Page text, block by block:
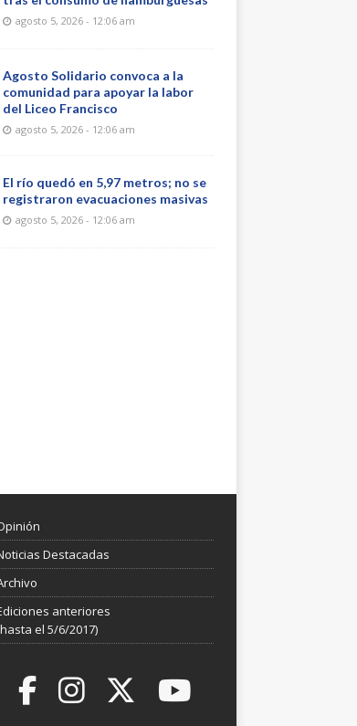
agosto 5, 2026 - 12:06 am
Agosto Solidario convoca a la
comunidad para apoyar la labor
del Liceo Francisco
agosto 5, 2026 - 12:06 am
El río quedó en 5,97 metros; no se
registraron evacuaciones masivas
agosto 5, 2026 - 12:06 am
Destacadas
anteriores
el 5/6/2017)